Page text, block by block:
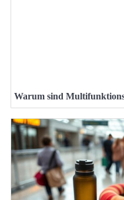
Warum sind